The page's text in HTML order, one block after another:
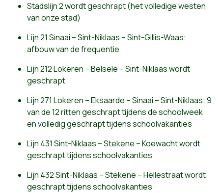
Stadslijn 2 wordt geschrapt (het volledige westen
van onze stad)
Lijn 21 Sinaai – Sint-Niklaas – Sint-Gillis-Waas:
afbouw van de frequentie
Lijn 212 Lokeren – Belsele – Sint-Niklaas wordt
geschrapt
Lijn 271 Lokeren – Eksaarde – Sinaai – Sint-Niklaas: 9
van de 12 ritten geschrapt tijdens de schoolweek
en volledig geschrapt tijdens schoolvakanties
Lijn 431 Sint-Niklaas – Stekene – Koewacht wordt
geschrapt tijdens schoolvakanties
Lijn 432 Sint-Niklaas – Stekene – Hellestraat wordt
geschrapt tijdens schoolvakanties